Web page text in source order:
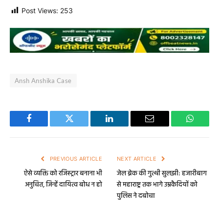
Post Views: 253
Ansh Anshika Case
Facebook Twitter LinkedIn Email
PREVIOUS ARTICLE
ऐसे व्यक्ति को रजिस्ट्रार बनाना भी
अनुचित, जिन्हें दायित्व बोध न हो
NEXT ARTICLE
जेल ब्रेक की गुत्थी सुलझी: हजारीबाग
से महाराष्ट्र तक भागे उम्रकैदियों को
पुलिस ने दबोचा